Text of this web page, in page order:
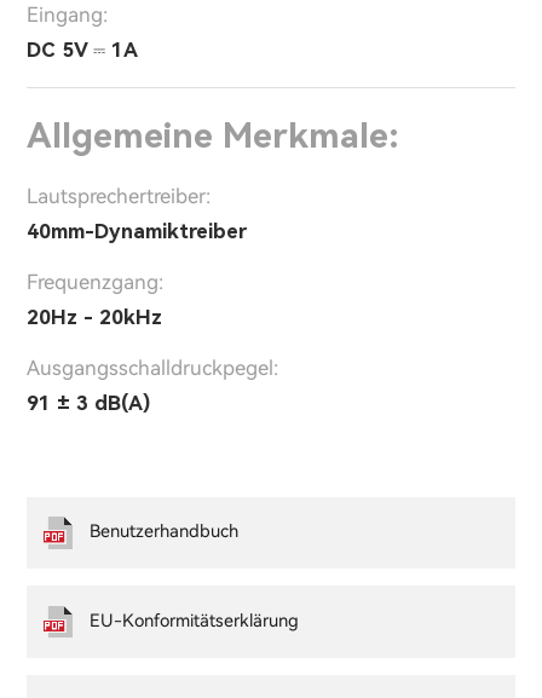
Eingang:
DC 5V ⎓ 1A
Allgemeine Merkmale:
Lautsprechertreiber:
40mm-Dynamiktreiber
Frequenzgang:
20Hz - 20kHz
Ausgangsschalldruckpegel:
91 ± 3 dB(A)
Benutzerhandbuch
EU-Konformitätserklärung